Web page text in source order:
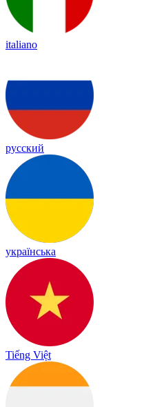
italiano
русский
українська
Tiếng Việt